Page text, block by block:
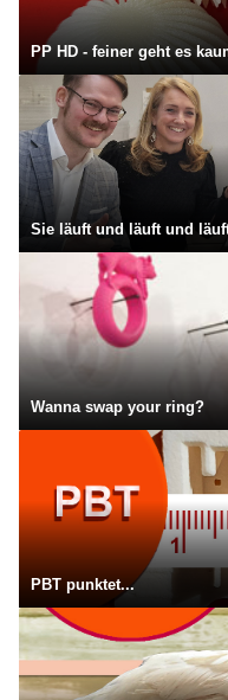
PP HD - feiner geht es
Sie läuft und läuft und
Wanna swap your ring?
PBT punktet...